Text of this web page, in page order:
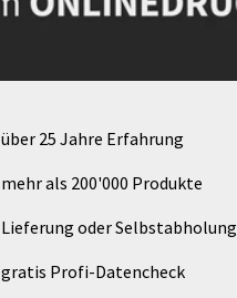
über 25 Jahre Erfahrung
mehr als 200'000 Produkte
Lieferung oder Selbstabholung
gratis Profi-Datencheck